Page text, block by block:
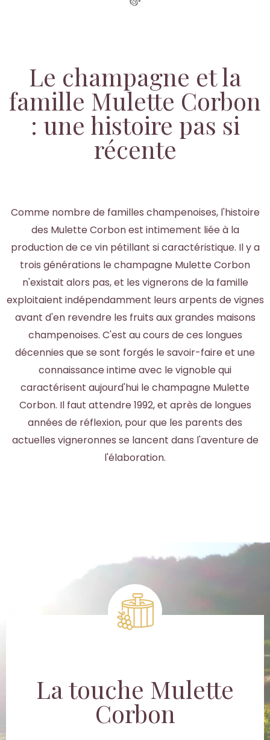
Le champagne et la
famille Mulette Corbon
: une histoire pas si
récente
Comme nombre de familles champenoises, l'histoire
des Mulette Corbon est intimement liée à la
production de ce vin pétillant si caractéristique. Il y a
trois générations le champagne Mulette Corbon
n'existait alors pas, et les vignerons de la famille
exploitaient indépendamment leurs arpents de vignes
avant d'en revendre les fruits aux grandes maisons
champenoises. C'est au cours de ces longues
décennies que se sont forgés le savoir-faire et une
connaissance intime avec le vignoble qui
caractérisent aujourd'hui le champagne Mulette
Corbon. Il faut attendre 1992, et après de longues
années de réflexion, pour que les parents des
actuelles vigneronnes se lancent dans l'aventure de
l'élaboration.
La touche Mulette
Corbon